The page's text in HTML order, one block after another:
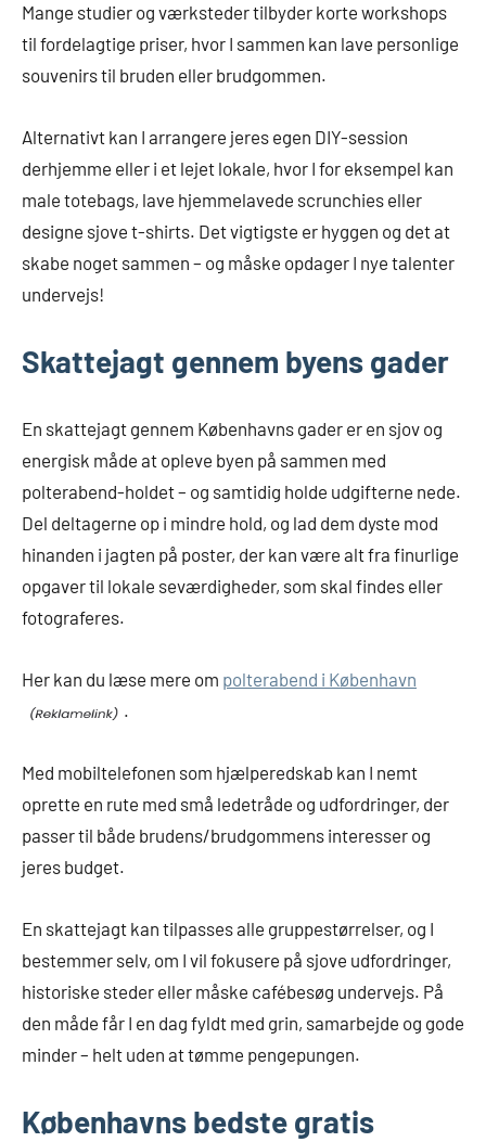
Mange studier og værksteder tilbyder korte workshops
til fordelagtige priser, hvor I sammen kan lave personlige
souvenirs til bruden eller brudgommen.
Alternativt kan I arrangere jeres egen DIY-session
derhjemme eller i et lejet lokale, hvor I for eksempel kan
male totebags, lave hjemmelavede scrunchies eller
designe sjove t-shirts. Det vigtigste er hyggen og det at
skabe noget sammen – og måske opdager I nye talenter
undervejs!
Skattejagt gennem byens gader
En skattejagt gennem Københavns gader er en sjov og
energisk måde at opleve byen på sammen med
polterabend-holdet – og samtidig holde udgifterne nede.
Del deltagerne op i mindre hold, og lad dem dyste mod
hinanden i jagten på poster, der kan være alt fra finurlige
opgaver til lokale seværdigheder, som skal findes eller
fotograferes.
Her kan du læse mere om polterabend i København
.
Med mobiltelefonen som hjælperedskab kan I nemt
oprette en rute med små ledetråde og udfordringer, der
passer til både brudens/brudgommens interesser og
jeres budget.
En skattejagt kan tilpasses alle gruppestørrelser, og I
bestemmer selv, om I vil fokusere på sjove udfordringer,
historiske steder eller måske cafébesøg undervejs. På
den måde får I en dag fyldt med grin, samarbejde og gode
minder – helt uden at tømme pengepungen.
Københavns bedste gratis